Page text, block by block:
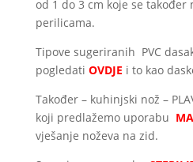
od 1 do 3 cm koje se također
perilicama.
Tipove sugeriranih PVC
pogledati OVDJE i to kao
Također – kuhinjski nož –
koji predlažemo uporabu
vješanje noževa na zid.